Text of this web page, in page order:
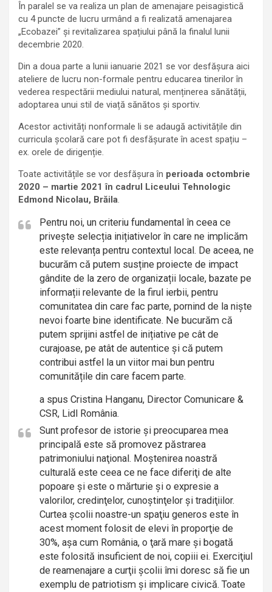
În paralel se va realiza un plan de amenajare peisagistică
cu 4 puncte de lucru urmând a fi realizată amenajarea
„Ecobazei” și revitalizarea spațiului până la finalul lunii
decembrie 2020.
Din a doua parte a lunii ianuarie 2021 se vor desfășura aici
ateliere de lucru non-formale pentru educarea tinerilor în
vederea respectării mediului natural, menținerea sănătății,
adoptarea unui stil de viață sănătos și sportiv.
Acestor activități nonformale li se adaugă activitățile din
curricula școlară care pot fi desfășurate în acest spațiu –
ex. orele de dirigenție.
Toate activitățile se vor desfășura în perioada octombrie
2020 – martie 2021 în cadrul Liceului Tehnologic
Edmond Nicolau, Brăila.
Pentru noi, un criteriu fundamental în ceea ce
privește selecția inițiativelor în care ne implicăm
este relevanța pentru contextul local. De aceea, ne
bucurăm că putem susține proiecte de impact
gândite de la zero de organizații locale, bazate pe
informații relevante de la firul ierbii, pentru
comunitatea din care fac parte, pornind de la niște
nevoi foarte bine identificate. Ne bucurăm că
putem sprijini astfel de inițiative pe cât de
curajoase, pe atât de autentice și că putem
contribui astfel la un viitor mai bun pentru
comunitățile din care facem parte.
a spus Cristina Hanganu, Director Comunicare &
CSR, Lidl România.
Sunt profesor de istorie şi preocuparea mea
principală este să promovez păstrarea
patrimoniului naţional. Moştenirea noastră
culturală este ceea ce ne face diferiţi de alte
popoare şi este o mărturie şi o expresie a
valorilor, credinţelor, cunoştinţelor şi tradiţiilor.
Curtea şcolii noastre-un spaţiu generos este în
acest moment folosit de elevi în proporţie de
30%, aşa cum România, o ţară mare şi bogată
este folosită insuficient de noi, copiii ei. Exerciţiul
de reamenajare a curţii şcolii îmi doresc să fie un
exemplu de patriotism şi implicare civică. Toate